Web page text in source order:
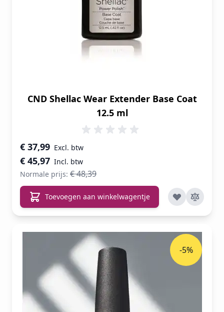
CND Shellac Wear Extender Base Coat
12.5 ml
Speciale prijs
€ 45,97
€ 37,99
Normale prijs: € 48,39
Toevoegen aan winkelwagentje
-5%